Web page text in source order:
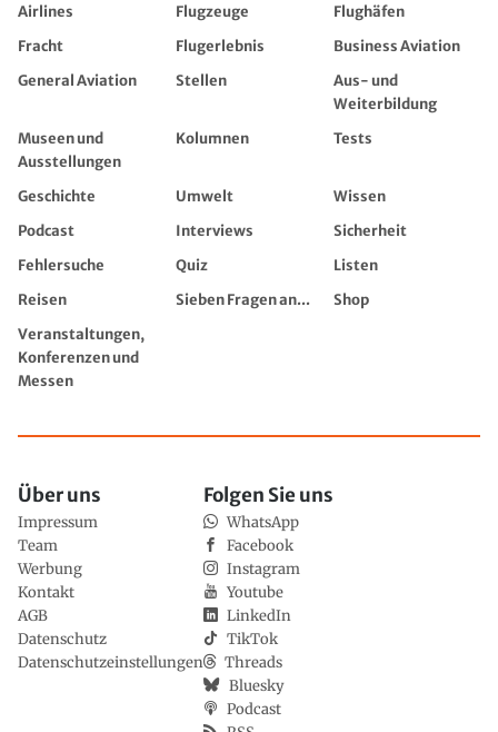
Airlines Flugzeuge
Flughäfen
Fracht
Flugerlebnis
Business Aviation
General Aviation
Stellen
Aus- und
Weiterbildung
Museen und
Ausstellungen
Kolumnen Tests
Geschichte Umwelt
Wissen
Podcast
Interviews
Sicherheit
Fehlersuche
Quiz
Listen
Reisen
Sieben Fragen an...
Shop
Veranstaltungen,
Konferenzen und
Messen
Über uns
Impressum
Team
Werbung
Kontakt
AGB
Datenschutz
Datenschutzeinstellungen
Folgen Sie uns
WhatsApp
Facebook
Instagram
Youtube
LinkedIn
TikTok
Threads
Bluesky
Podcast